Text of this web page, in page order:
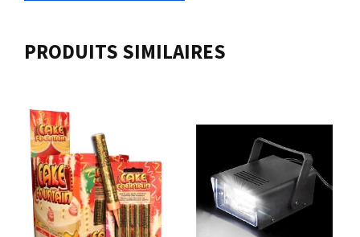
PRODUITS SIMILAIRES